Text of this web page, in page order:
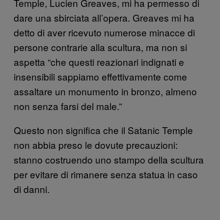
Temple, Lucien Greaves, mi ha permesso di
dare una sbirciata all’opera. Greaves mi ha
detto di aver ricevuto numerose minacce di
persone contrarie alla scultura, ma non si
aspetta “che questi reazionari indignati e
insensibili sappiamo effettivamente come
assaltare un monumento in bronzo, almeno
non senza farsi del male.”
Questo non significa che il Satanic Temple
non abbia preso le dovute precauzioni:
stanno costruendo uno stampo della scultura
per evitare di rimanere senza statua in caso
di danni.